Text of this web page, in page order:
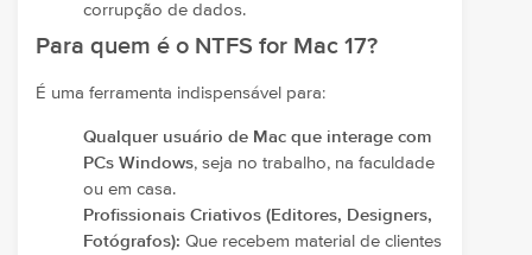
corrupção de dados.
Para quem é o NTFS for Mac 17?
É uma ferramenta indispensável para:
Qualquer usuário de Mac que interage com
PCs Windows, seja no trabalho, na faculdade
ou em casa.
Profissionais Criativos (Editores, Designers,
Fotógrafos): Que recebem material de clientes